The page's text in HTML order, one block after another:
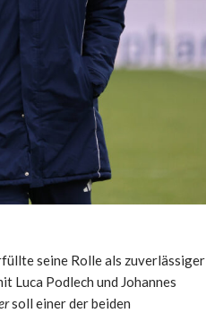
seine Rolle als zuverlässiger
Luca Podlech und Johannes
soll einer der beiden